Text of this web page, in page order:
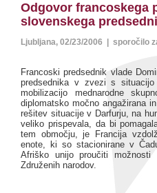
Odgovor francoskega
slovenskega
Ljubljana, 02/23/2006 | sporočilo
Francoski predsednik vlade
predsednika v zvezi s
mobilizacijo mednarodne
diplomatsko močno angažirana
rešitev situacije v Darfurju, na
veliko prispevala, da bi
tem območju, je Francija
enote, ki so stacionirane v
Afriško unijo proučiti
Združenih narodov.